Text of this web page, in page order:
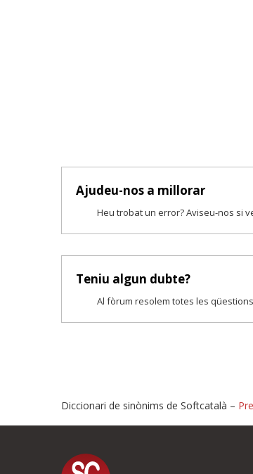
Ajudeu-nos a millorar
Heu trobat un error? Aviseu-nos si
Teniu algun dubte?
Al fòrum resolem totes les
Proposeu-nos
Diccionari de sinònims de Softcatalà –